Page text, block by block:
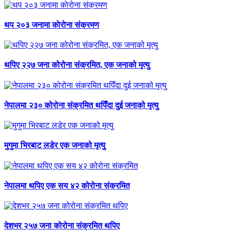
थप २०३ जनामा काेराेना संक्रमण
थपिए २२७ जना कोरोना संक्रमित, एक जनाको मृत्यु
नेपालमा २३० कोरोना संक्रमित थपिँदा दुई जनाको मृत्यु
मुगुमा भिरबाट लडेर एक जनाको मृत्यु
नेपालमा थपिए एक सय ४२ कोरोना संक्रमित
देशभर २५७ जना कोरोना संक्रमित थपिए